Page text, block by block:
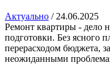
Актуально / 24.06.2025
Ремонт квартиры - дело
подготовки. Без ясного
перерасходом бюджета,
неожиданными